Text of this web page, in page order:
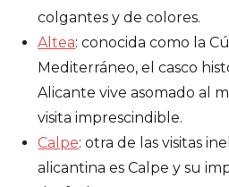
colgantes y de colores.
Altea: conocida como la
Mediterráneo, el casco
Alicante vive asomado al
visita imprescindible.
Calpe: otra de las visitas
alicantina es Calpe y su